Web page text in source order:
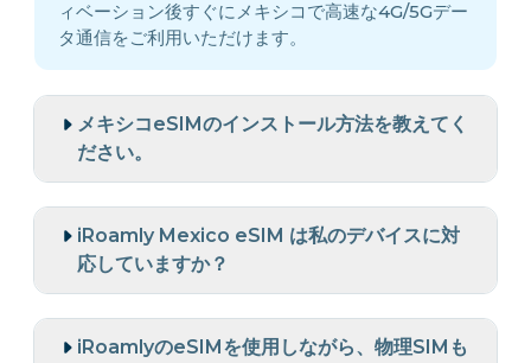
ィベーション後すぐにメキシコで高速な4G/5Gデー
タ通信をご利用いただけます。
メキシコeSIMのインストール方法を教えてく
ださい。
iRoamly Mexico eSIM は私のデバイスに対
応していますか？
iRoamlyのeSIMを使用しながら、物理SIMも